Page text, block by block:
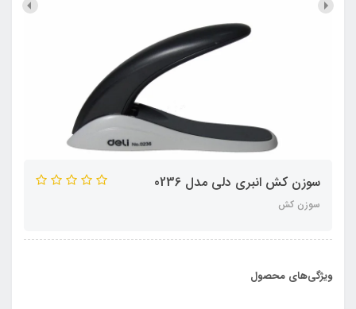
سوزن کش انبری دلی مدل 0236
سوزن کش
ویژگی‌های محصول